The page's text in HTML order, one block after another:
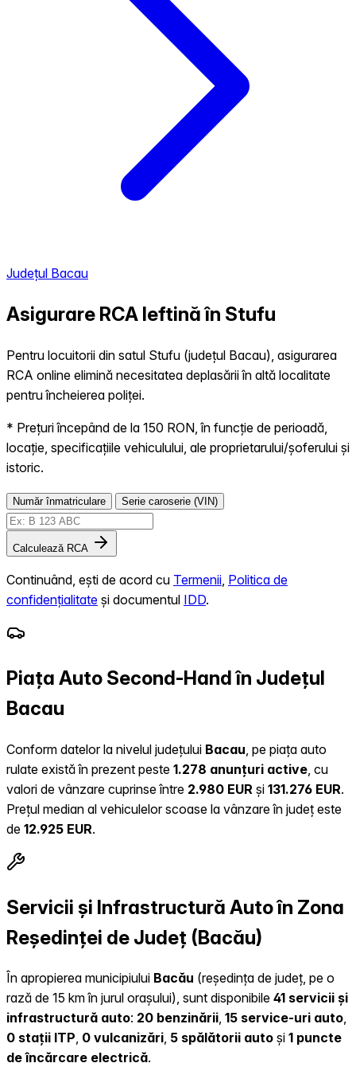
Județul Bacau
Asigurare RCA Ieftină în Stufu
Pentru locuitorii din satul Stufu (județul Bacau), asigurarea
RCA online elimină necesitatea deplasării în altă localitate
pentru încheierea poliței.
* Prețuri începând de la 150 RON, în funcție de perioadă,
locație, specificațiile vehiculului, ale proprietarului/șoferului și
istoric.
Număr înmatriculare Serie caroserie (VIN)
Calculează RCA
Continuând, ești de acord cu Termenii Politica de
confidențialitate și documentul IDD.
Piața Auto Second-Hand în Județul
Bacau
Conform datelor la nivelul județului Bacau , pe piața auto
rulate există în prezent peste 1.278 anunțuri active , cu
valori de vânzare cuprinse între 2.980 EUR și 131.276 EUR.
Prețul median al vehiculelor scoase la vânzare în județ este
de 12.925 EUR.
Servicii și Infrastructură Auto în Zona
Reședinței de Județ (Bacău)
În apropierea municipiului Bacău (reședința de județ, pe o
rază de 15 km în jurul orașului), sunt disponibile 41 servicii și
infrastructură auto: 20 benzinării, 15 service-uri auto,
0 stații ITP, 0 vulcanizări, 5 spălătorii auto și 1 puncte
de încărcare electrică.